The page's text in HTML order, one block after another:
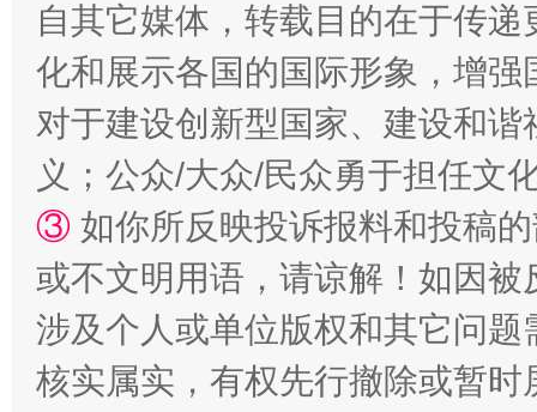
招工难、用工荒背后
自其它媒体，转载目的在于传
化和展示各国的国际形象，增
对于建设创新型国家、建设和
义；公众/大众/民众勇于担任文
③ 如你所反映投诉报料和投稿
或不文明用语，请谅解！如因
涉及个人或单位版权和其它问题
核实属实，有权先行撤除或暂